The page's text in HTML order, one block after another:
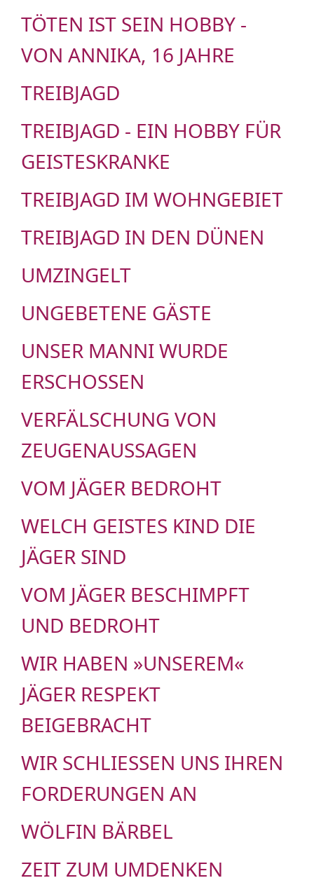
TÖTEN IST SEIN HOBBY -
VON ANNIKA, 16 JAHRE
TREIBJAGD
TREIBJAGD - EIN HOBBY FÜR
GEISTESKRANKE
TREIBJAGD IM WOHNGEBIET
TREIBJAGD IN DEN DÜNEN
UMZINGELT
UNGEBETENE GÄSTE
UNSER MANNI WURDE
ERSCHOSSEN
VERFÄLSCHUNG VON
ZEUGENAUSSAGEN
VOM JÄGER BEDROHT
WELCH GEISTES KIND DIE
JÄGER SIND
VOM JÄGER BESCHIMPFT
UND BEDROHT
WIR HABEN »UNSEREM«
JÄGER RESPEKT
BEIGEBRACHT
WIR SCHLIESSEN UNS IHREN F
ORDERUNGEN AN
WÖLFIN BÄRBEL
ZEIT ZUM UMDENKEN